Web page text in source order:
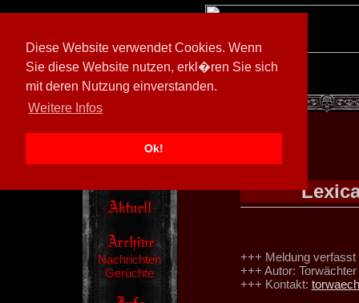
Diese Website verwendet Cookies. Wenn
Sie diese Website nutzen, erkl�ren Sie sich
mit deren Nutzung einverstanden.
Weitere Infos
Ok!
[ 600026/M3]
Nachrichten
Gerüchte
+++ Meldung
+++ Autor: Torwächter
+++ Kontakt: